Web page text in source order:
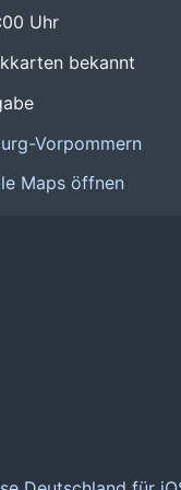
Uhr
bekannt
Vorpommern
Maps öffnen